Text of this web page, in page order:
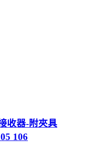
收器-附夾具
106